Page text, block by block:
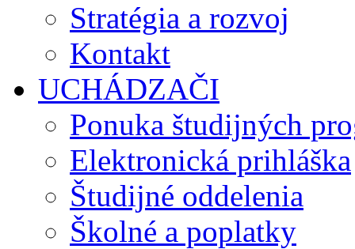
Stratégia a rozvoj
Kontakt
UCHÁDZAČI
Ponuka študijných
Elektronická prihláška
Študijné oddelenia
Školné a poplatky